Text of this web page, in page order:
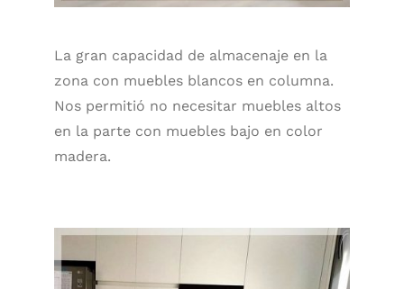
La gran capacidad de almacenaje en la
zona con muebles blancos en columna.
Nos permitió no necesitar muebles altos
en la parte con muebles bajo en color
madera.